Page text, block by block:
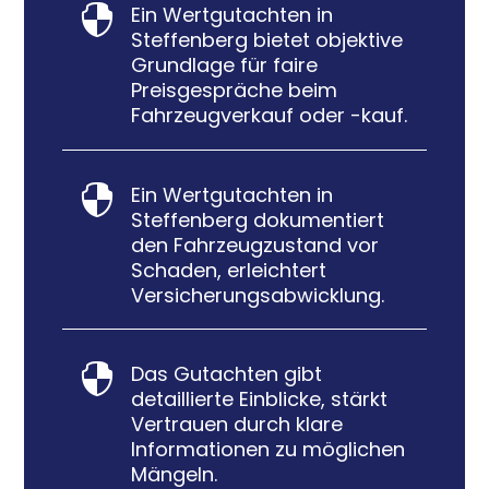

Ein Wertgutachten in
Steffenberg bietet objektive
Grundlage für faire
Preisgespräche beim
Fahrzeugverkauf oder -kauf.

Ein Wertgutachten in
Steffenberg dokumentiert
den Fahrzeugzustand vor
Schaden, erleichtert
Versicherungsabwicklung.

Das Gutachten gibt
detaillierte Einblicke, stärkt
Vertrauen durch klare
Informationen zu möglichen
Mängeln.